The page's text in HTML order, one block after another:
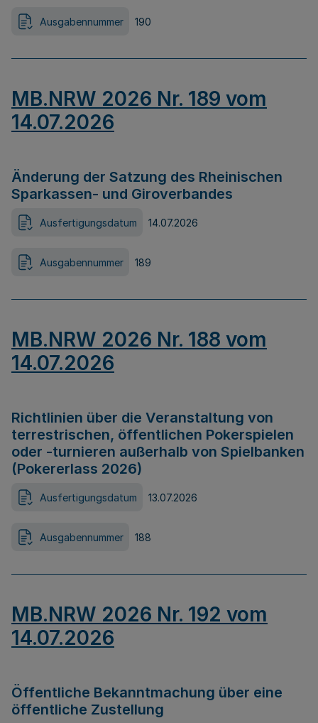
Ausgabennummer 190
MB.NRW 2026 Nr. 189 vom
14.07.2026
Änderung der Satzung des Rheinischen
Sparkassen- und Giroverbandes
Ausfertigungsdatum 14.07.2026
Ausgabennummer 189
MB.NRW 2026 Nr. 188 vom
14.07.2026
Richtlinien über die Veranstaltung von
terrestrischen, öffentlichen Pokerspielen
oder -turnieren außerhalb von Spielbanken
(Pokererlass 2026)
Ausfertigungsdatum 13.07.2026
Ausgabennummer 188
MB.NRW 2026 Nr. 192 vom
14.07.2026
Öffentliche Bekanntmachung über eine
öffentliche Zustellung